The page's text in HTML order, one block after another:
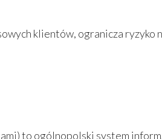
klientów, ogranicza
to ogólnopolski system